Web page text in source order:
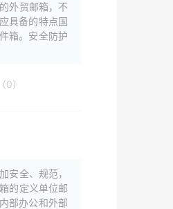
外贸邮箱，不
具备的特点国
箱。安全防护
0）
安全、规范，
的定义单位邮
部办公和外部